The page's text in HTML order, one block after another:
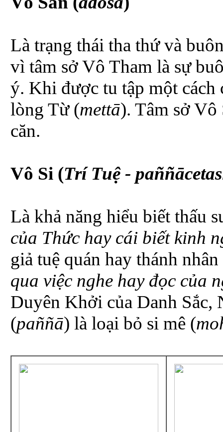
Là trạng thái tha thứ và
vì tâm sở Vô Tham là sự
ý. Khi được tu tập một
lòng Từ (mettā). Tâm sở Vô
căn.
Vô Si (Trí Tuệ -
Là khả năng hiểu biết thấu
của Thức hay cái biết kinh
giả tuệ quán hay thánh
qua việc nghe hay đọc của
Duyên Khởi của Danh Sắc,
(paññā) là loại bỏ si mê (